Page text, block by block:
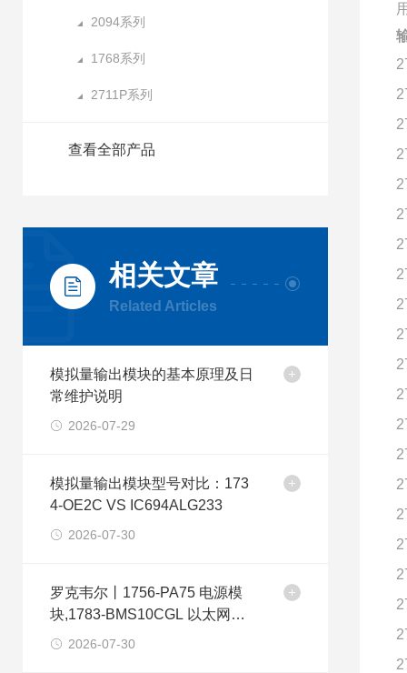
2094系列
1768系列
2711P系列
查看全部产品
相关文章
Related Articles
模拟量输出模块的基本原理及日
常维护说明
2026-07-29
模拟量输出模块型号对比：173
4-OE2C VS IC694ALG233
2026-07-30
罗克韦尔丨1756-PA75 电源模
块,1783-BMS10CGL 以太网交
换机2026-07-30